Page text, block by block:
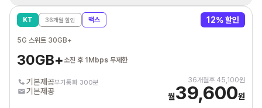
KT 인터넷/IPTV결합시 휴대폰 요금할인
KT 36개월 할인 맥스 12% 할인
5G 스위트 30GB+
30GB+소진 후 1Mbps 무제한
기본제공부가통화 300분
기본제공
36개월후 45,100원
월39,600원